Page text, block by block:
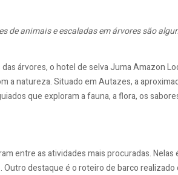
de animais e escaladas em árvores são
árvores, o hotel de selva Juma Amazon
a natureza. Situado em Autazes, a
que exploram a fauna, a flora, os
entre as atividades mais procuradas.
destaque é o roteiro de barco